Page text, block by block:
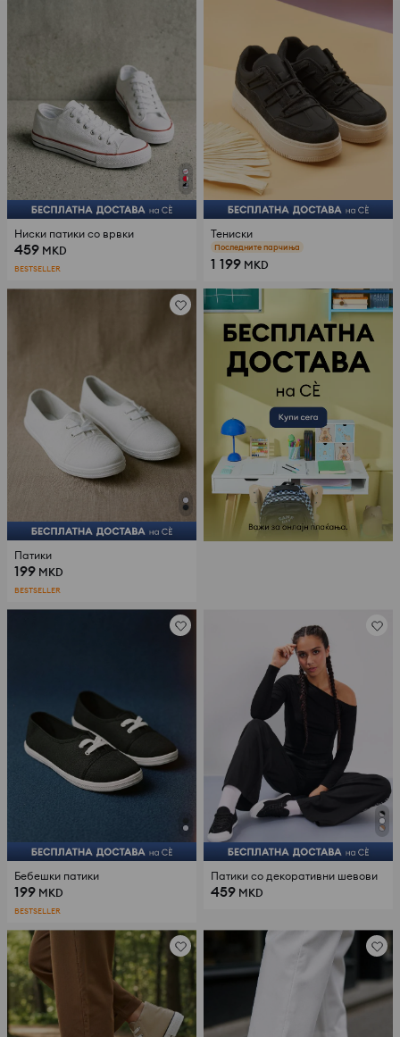
Ниски патики со врвки
459 MKD
BESTSELLER
Тениски
Последните парчиња
1 199 MKD
Патики
199 MKD
BESTSELLER
Бебешки патики
199 MKD
BESTSELLER
Патики со декоративни шевови
459 MKD